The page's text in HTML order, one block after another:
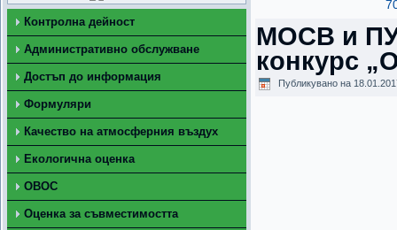
Контролна дейност
Административно обслужване
Достъп до информация
Формуляри
Качество на атмосферния въздух
Екологична оценка
ОВОС
Оценка за съвместимостта
МОСВ и
конкурс
Публикувано на